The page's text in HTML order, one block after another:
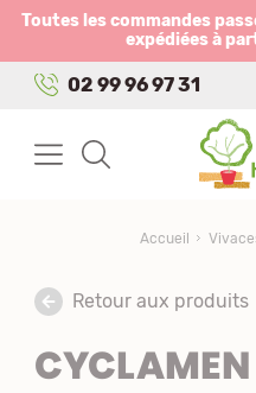
Toutes les commandes
expédiées à
02 99 96 97 31
Accueil
Retour aux produits
Panneau de gestion des